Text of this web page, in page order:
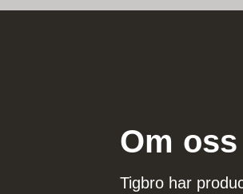
Om oss
Tigbro har